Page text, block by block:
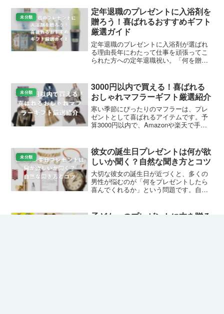
まとめ
プレゼント選べない悩みを解消するため、Amazon・楽
天のギフト商品をシーン別に提案しました。ギフトカード
や実用アイテムを中心に、ギフト設定のコツもお伝えしま
した。これで自信を持ってプレゼントを選べます。
プレゼント選びに迷わない！おすすめギフ
ギフト設定可能な商品や汎用性の高いギフトカードを活用
すれば、相手の喜ぶ顔が想像できます。レビューを参考
に、楽しく選びましょう。素敵なギフトライフをお楽しみ